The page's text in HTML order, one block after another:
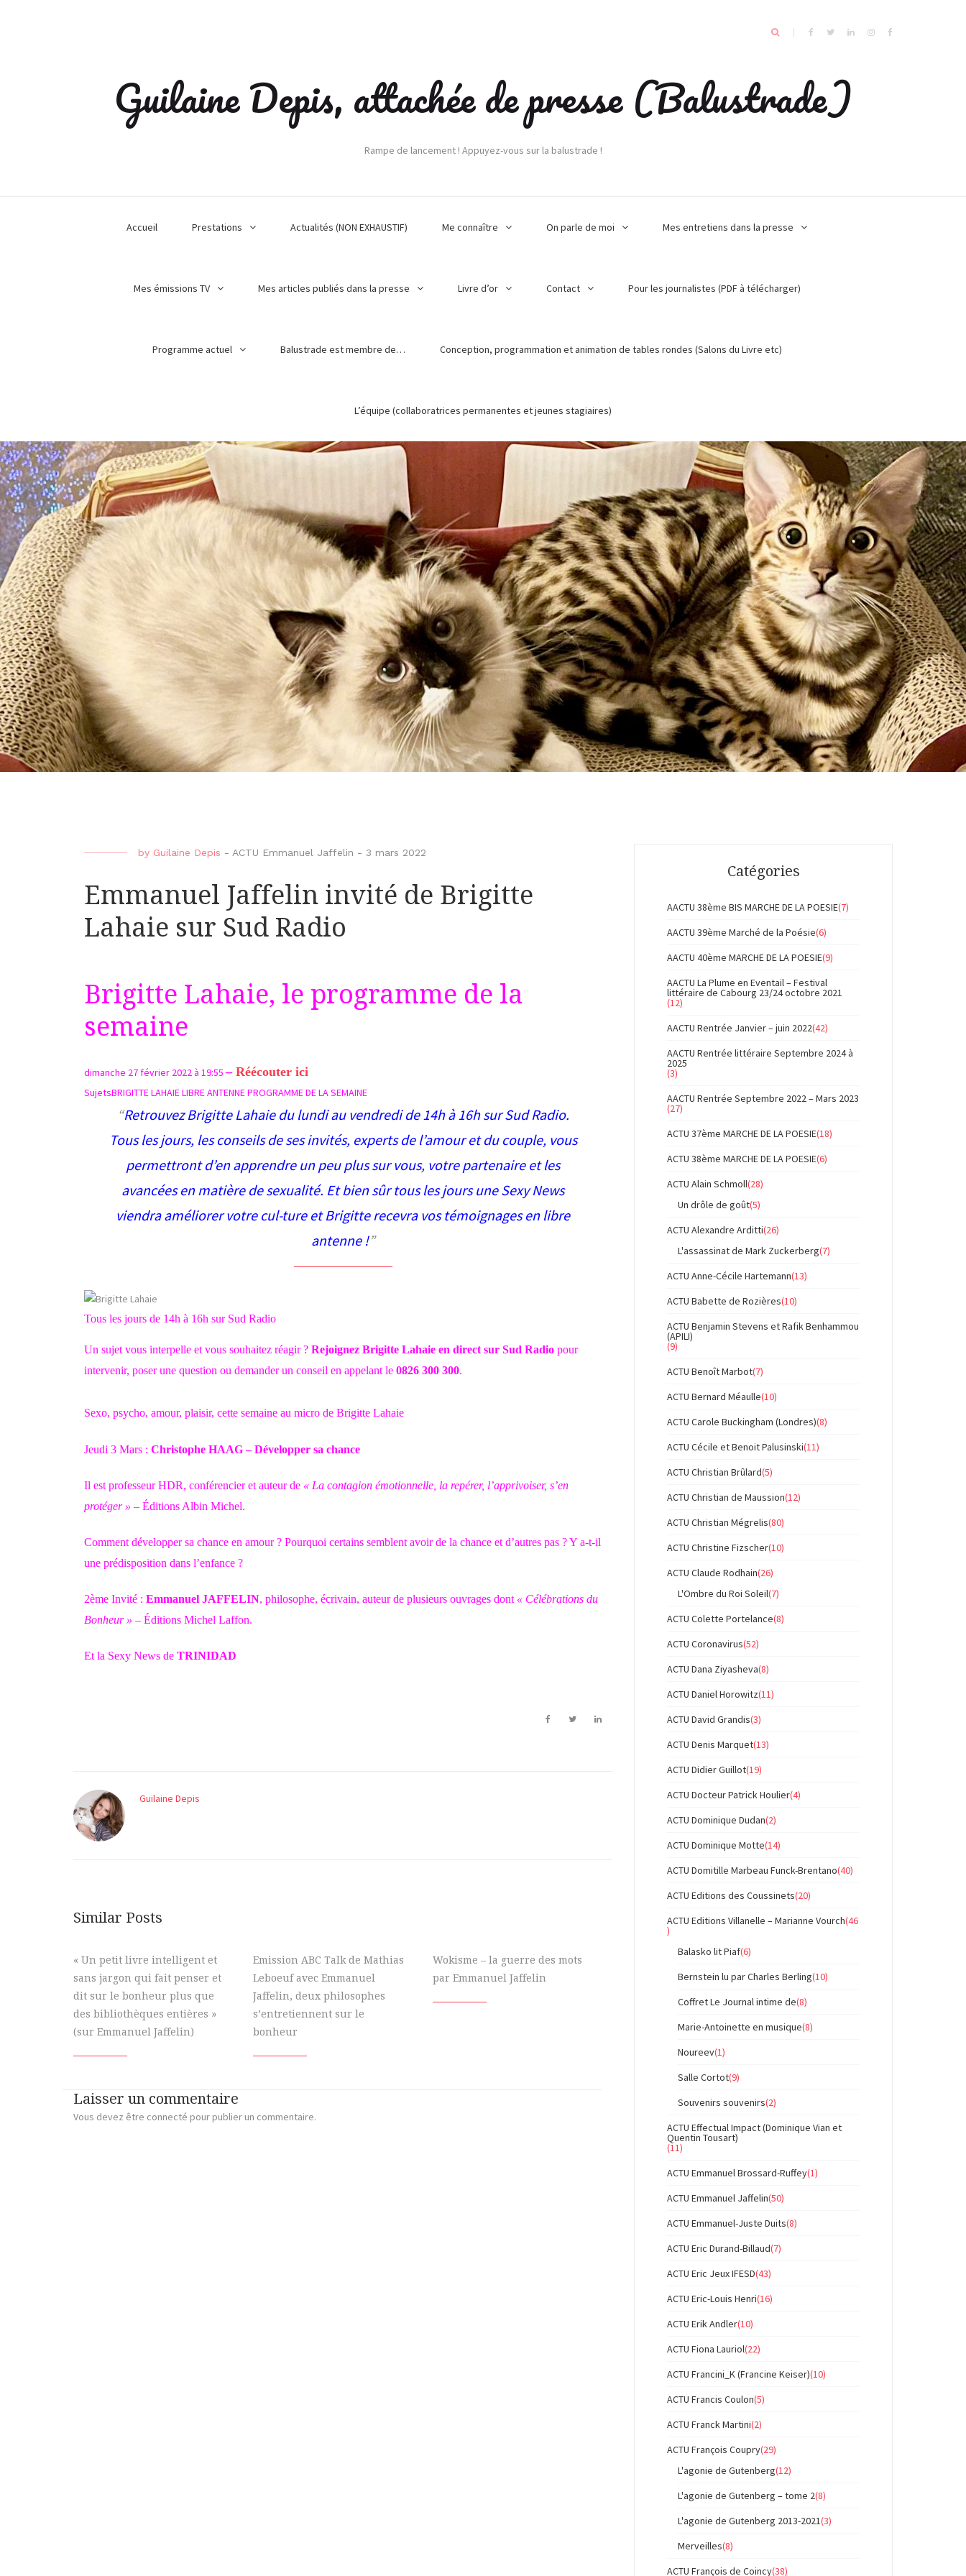
Guilaine Depis, attachée de presse (Balustrade)
Rampe de lancement ! Appuyez-vous sur la balustrade !
Accueil Prestations Actualités (NON EXHAUSTIF) Me connaître On parle de moi Mes entretiens dans la presse
Mes émissions TV Mes articles publiés dans la presse Livre d’or Contact Pour les journalistes (PDF à télécharger)
Programme actuel Balustrade est membre de… Conception, programmation et animation de tables rondes (Salons du Livre etc)
L’équipe (collaboratrices permanentes et jeunes stagiaires)
by Guilaine Depis - ACTU Emmanuel Jaffelin - 3 mars 2022
Emmanuel Jaffelin invité de Brigitte
Lahaie sur Sud Radio
Brigitte Lahaie, le programme de la
semaine
dimanche 27 février 2022 à 19:55– Réécouter ici
SujetsBRIGITTE LAHAIELIBRE ANTENNEPROGRAMME DE LA SEMAINE
Retrouvez Brigitte Lahaie du lundi au vendredi de 14h à 16h sur Sud Radio.
Tous les jours, les conseils de ses invités, experts de l’amour et du couple, vous
permettront d’en apprendre un peu plus sur vous, votre partenaire et les
avancées en matière de sexualité. Et bien sûr tous les jours une Sexy News
viendra améliorer votre cul-ture et Brigitte recevra vos témoignages en libre
antenne !
Tous les jours de 14h à 16h sur Sud Radio
Un sujet vous interpelle et vous souhaitez réagir ? Rejoignez Brigitte Lahaie en direct sur Sud Radio pour
intervenir, poser une question ou demander un conseil en appelant le 0826 300 300.
Sexo, psycho, amour, plaisir, cette semaine au micro de Brigitte Lahaie
Jeudi 3 Mars : Christophe HAAG – Développer sa chance
Il est professeur HDR, conférencier et auteur de « La contagion émotionnelle, la repérer, l’apprivoiser, s’en
protéger » – Éditions Albin Michel.
Comment développer sa chance en amour ? Pourquoi certains semblent avoir de la chance et d’autres pas ? Y a-t-il
une prédisposition dans l’enfance ?
2ème Invité : Emmanuel JAFFELIN, philosophe, écrivain, auteur de plusieurs ouvrages dont « Célébrations du
Bonheur » – Éditions Michel Laffon.
Et la Sexy News de TRINIDAD
Guilaine Depis
Similar Posts
« Un petit livre intelligent et
sans jargon qui fait penser et
dit sur le bonheur plus que
des bibliothèques entières »
(sur Emmanuel Jaffelin)
Emission ABC Talk de Mathias
Leboeuf avec Emmanuel
Jaffelin, deux philosophes
s’entretiennent sur le
bonheur
Wokisme – la guerre des mots
par Emmanuel Jaffelin
Laisser un commentaire
Vous devez être connecté pour publier un commentaire.
Catégories
AACTU 38ème BIS MARCHE DE LA POESIE(7)
AACTU 39ème Marché de la Poésie(6)
AACTU 40ème MARCHE DE LA POESIE(9)
AACTU La Plume en Eventail – Festival
littéraire de Cabourg 23/24 octobre 2021
(12)
AACTU Rentrée Janvier – juin 2022(42)
AACTU Rentrée littéraire Septembre 2024 à
2025
(3)
AACTU Rentrée Septembre 2022 – Mars 2023
(27)
ACTU 37ème MARCHE DE LA POESIE(18)
ACTU 38ème MARCHE DE LA POESIE(6)
ACTU Alain Schmoll(28)
Un drôle de goût(5)
ACTU Alexandre Arditti(26)
L'assassinat de Mark Zuckerberg(7)
ACTU Anne-Cécile Hartemann(13)
ACTU Babette de Rozières(10)
ACTU Benjamin Stevens et Rafik Benhammou
(APILI)
(9)
ACTU Benoît Marbot(7)
ACTU Bernard Méaulle(10)
ACTU Carole Buckingham (Londres)(8)
ACTU Cécile et Benoit Palusinski(11)
ACTU Christian Brûlard(5)
ACTU Christian de Maussion(12)
ACTU Christian Mégrelis(80)
ACTU Christine Fizscher(10)
ACTU Claude Rodhain(26)
L'Ombre du Roi Soleil(7)
ACTU Colette Portelance(8)
ACTU Coronavirus(52)
ACTU Dana Ziyasheva(8)
ACTU Daniel Horowitz(11)
ACTU David Grandis(3)
ACTU Denis Marquet(13)
ACTU Didier Guillot(19)
ACTU Docteur Patrick Houlier(4)
ACTU Dominique Dudan(2)
ACTU Dominique Motte(14)
ACTU Domitille Marbeau Funck-Brentano(40)
ACTU Editions des Coussinets(20)
ACTU Editions Villanelle – Marianne Vourch(46
)
Balasko lit Piaf(6)
Bernstein lu par Charles Berling(10)
Coffret Le Journal intime de(8)
Marie-Antoinette en musique(8)
Noureev(1)
Salle Cortot(9)
Souvenirs souvenirs(2)
ACTU Effectual Impact (Dominique Vian et
Quentin Tousart)
(11)
ACTU Emmanuel Brossard-Ruffey(1)
ACTU Emmanuel Jaffelin(50)
ACTU Emmanuel-Juste Duits(8)
ACTU Eric Durand-Billaud(7)
ACTU Eric Jeux IFESD(43)
ACTU Eric-Louis Henri(16)
ACTU Erik Andler(10)
ACTU Fiona Lauriol(22)
ACTU Francini_K (Francine Keiser)(10)
ACTU Francis Coulon(5)
ACTU Franck Martini(2)
ACTU François Coupry(29)
L'agonie de Gutenberg(12)
L'agonie de Gutenberg – tome 2(8)
L'agonie de Gutenberg 2013-2021(3)
Merveilles(8)
ACTU François de Coincy(38)